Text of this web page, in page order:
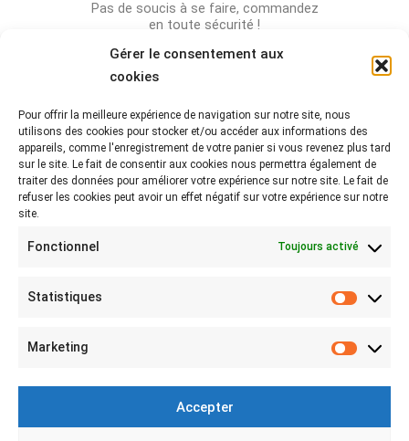
Gérer le consentement aux
cookies
Pour offrir la meilleure expérience de navigation sur notre site, nous
utilisons des cookies pour stocker et/ou accéder aux informations des
appareils, comme l'enregistrement de votre panier si vous revenez plus tard
sur le site. Le fait de consentir aux cookies nous permettra également de
traiter des données pour améliorer votre expérience sur notre site. Le fait de
refuser les cookies peut avoir un effet négatif sur votre expérience sur notre
site.
Fonctionnel Toujours activé
Statistiques
Marketing
Accepter
Pas de soucis à se faire, commandez
en toute sécurité !
Rejoignez-nous sur les réseaux !
Partagez-nous vos photos avec le hashtag
#lebeaubazar